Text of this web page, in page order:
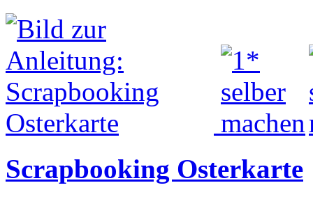
Scrapbooking Osterkarte